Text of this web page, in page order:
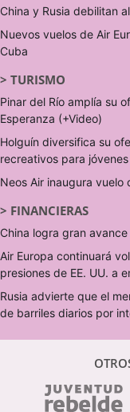
China y Rusia debilitan
Nuevos vuelos de Air
Cuba
> TURISMO
Pinar del Río amplía su
Esperanza (+Video)
Holguín diversifica su
recreativos para
Neos Air inaugura vuelo
> FINANCIERAS
China logra gran
Air Europa continuará
presiones de EE. UU. a
Rusia advierte que el
de barriles diarios por